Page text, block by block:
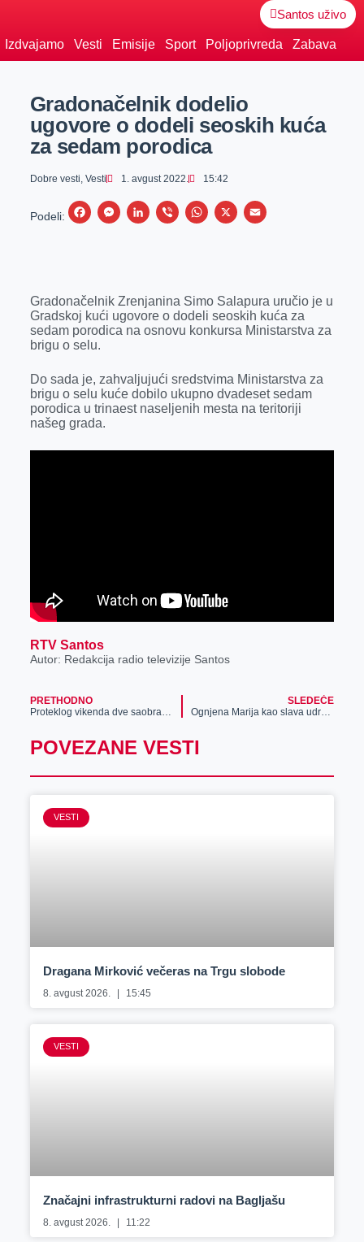
Santos uživo
Izdvajamo Vesti Emisije Sport Poljoprivreda Zabava
Gradonačelnik dodelio
ugovore o dodeli seoskih kuća
za sedam porodica
Dobre vesti, Vesti 1. avgust 2022. 15:42
Podeli:
F
b
o
o
M
e
n
r
L
e
d
n
V
r
W
s
A
p
X
E
l
Gradonačelnik Zrenjanina Simo Salapura uručio je u
Gradskoj kući ugovore o dodeli seoskih kuća za
sedam porodica na osnovu konkursa Ministarstva za
brigu o selu.
Do sada je, zahvaljujući sredstvima Ministarstva za
brigu o selu kuće dobilo ukupno dvadeset sedam
porodica u trinaest naseljenih mesta na teritoriji
našeg grada.
RTV Santos
Autor: Redakcija radio televizije Santos
PRETHODNO
SLEDEĆE
Ognjena Marija kao slava udruženja „Klaričana i Klaričanki“ Radojevo – Pita Fest 2022.
POVEZANE VESTI
VESTI
Dragana Mirković večeras na Trgu slobode
8. avgust 2026. 15:45
VESTI
Značajni infrastrukturni radovi na Bagljašu
8. avgust 2026. 11:22